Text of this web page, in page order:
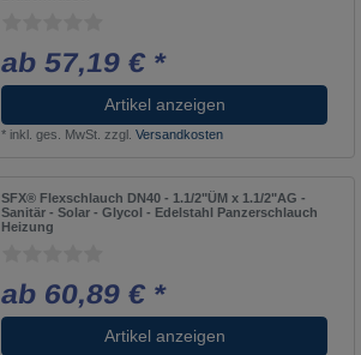
ab 57,19 € *
Artikel anzeigen
* inkl. ges. MwSt. zzgl.Versandkosten
SFX® Flexschlauch DN40 - 1.1/2"ÜM x 1.1/2"AG -
Sanitär - Solar - Glycol - Edelstahl Panzerschlauch
Heizung
ab 60,89 € *
Artikel anzeigen